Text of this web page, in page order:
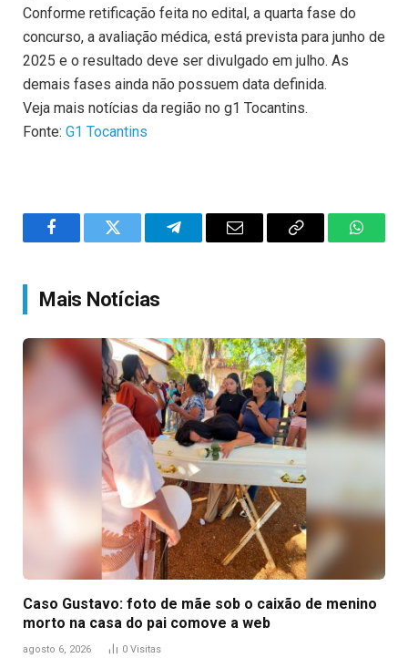
Conforme retificação feita no edital, a quarta fase do
concurso, a avaliação médica, está prevista para junho de
2025 e o resultado deve ser divulgado em julho. As
demais fases ainda não possuem data definida.
Veja mais notícias da região no g1 Tocantins.
Fonte: G1 Tocantins
FacebookTwitter TelegramEmail
Copy
Mais Notícias
Caso Gustavo: foto de mãe sob o caixão de menino
morto na casa do pai comove a web
agosto 6, 2026 0 Visitas